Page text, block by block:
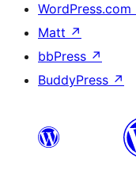
WordPress.com
Matt ↗
bbPress ↗
BuddyPress ↗